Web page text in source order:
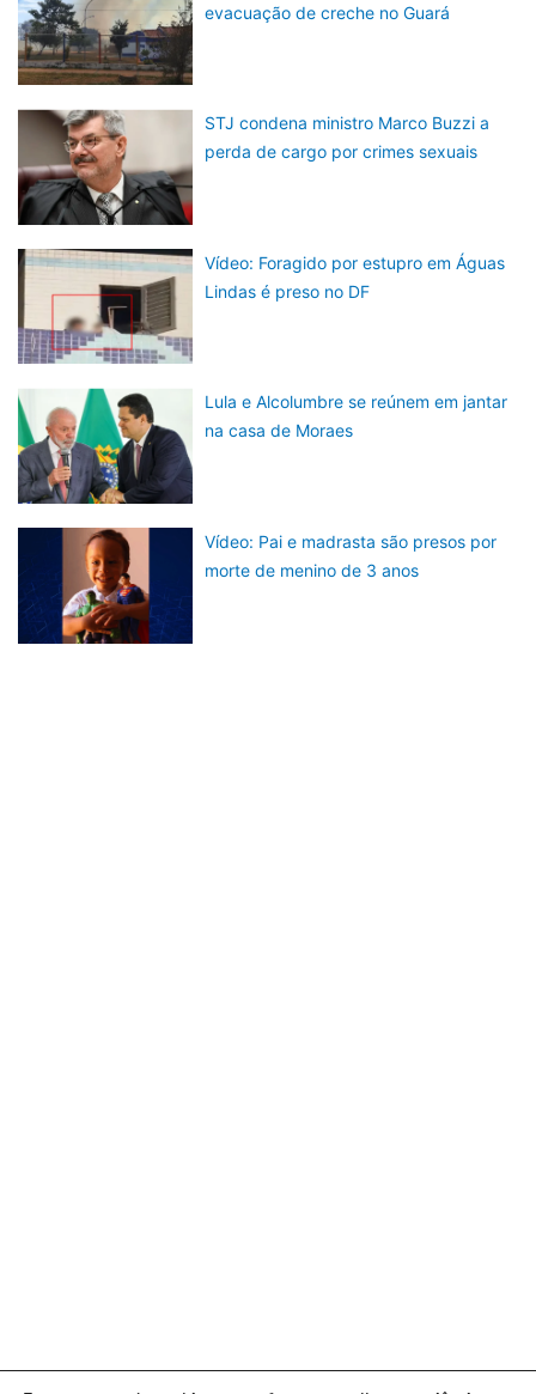
evacuação de creche no Guará
STJ condena ministro Marco Buzzi a
perda de cargo por crimes sexuais
Vídeo: Foragido por estupro em Águas
Lindas é preso no DF
Lula e Alcolumbre se reúnem em jantar
na casa de Moraes
Vídeo: Pai e madrasta são presos por
morte de menino de 3 anos